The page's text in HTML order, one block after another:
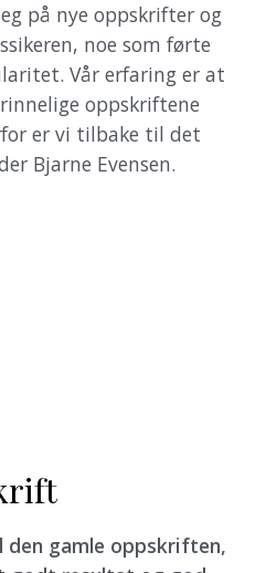
på nye oppskrifter og
noe som førte
Vår erfaring er at
oppskriftene
er vi tilbake til det
Bjarne Evensen.
gamle oppskriften,